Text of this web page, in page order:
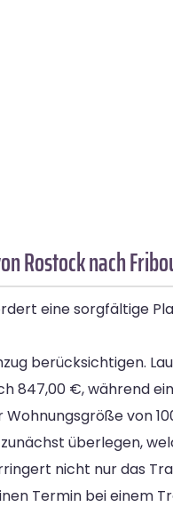
Rostock nach
eine sorgfältige
berücksichtigen.
847,00 €, während
von
überlegen,
nicht nur das
Termin bei einem